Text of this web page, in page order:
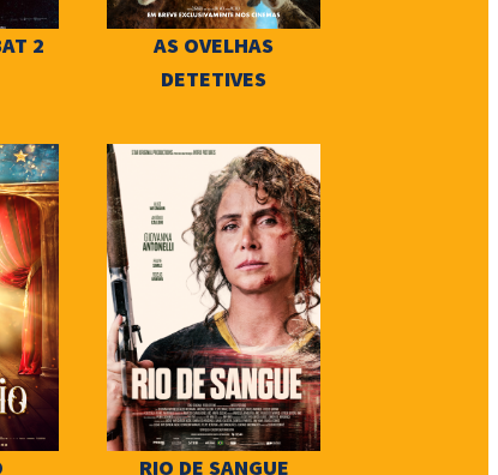
2
AS OVELHAS
DETETIVES
RIO DE SANGUE